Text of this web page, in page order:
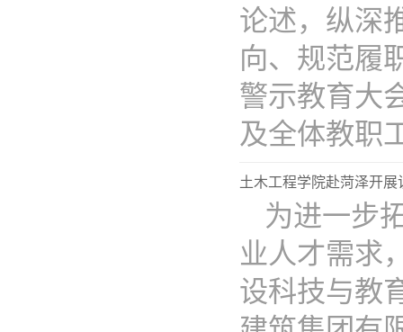
论述，纵深
向、规范履
警示教育大
及全体教职
土木工程学院赴菏泽开
为进一步
业人才需求
设科技与教